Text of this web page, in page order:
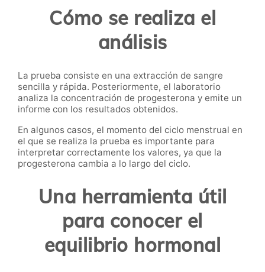
Cómo se realiza el
análisis
La prueba consiste en una extracción de sangre
sencilla y rápida. Posteriormente, el laboratorio
analiza la concentración de progesterona y emite un
informe con los resultados obtenidos.
En algunos casos, el momento del ciclo menstrual en
el que se realiza la prueba es importante para
interpretar correctamente los valores, ya que la
progesterona cambia a lo largo del ciclo.
Una herramienta útil
para conocer el
equilibrio hormonal